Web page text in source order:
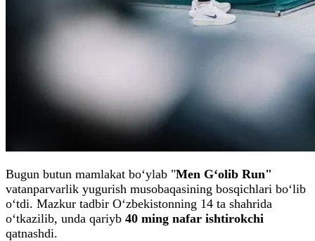
Bugun butun mamlakat bo‘ylab "Men G‘olib Run"
vatanparvarlik yugurish musobaqasining bosqichlari bo‘lib
o‘tdi. Mazkur tadbir O‘zbekistonning 14 ta shahrida
o‘tkazilib, unda qariyb 40 ming nafar ishtirokchi
qatnashdi.